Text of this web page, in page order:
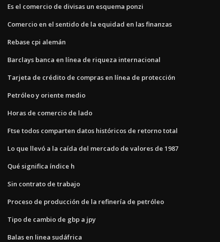
Es el comercio de divisas un esquema ponzi
Comercio en el sentido de la equidad en las finanzas
Rebase cpi alemán
Barclays banca en línea de riqueza internacional
Tarjeta de crédito de compras en línea de protección
Petróleo y oriente medio
Horas de comercio de lado
Ftse todos comparten datos históricos de retorno total
Lo que llevó a la caída del mercado de valores de 1987
Qué significa índice h
Sin contrato de trabajo
Proceso de producción de la refinería de petróleo
Tipo de cambio de gbp a jpy
Balas en linea sudáfrica